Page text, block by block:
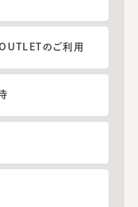
のご利用